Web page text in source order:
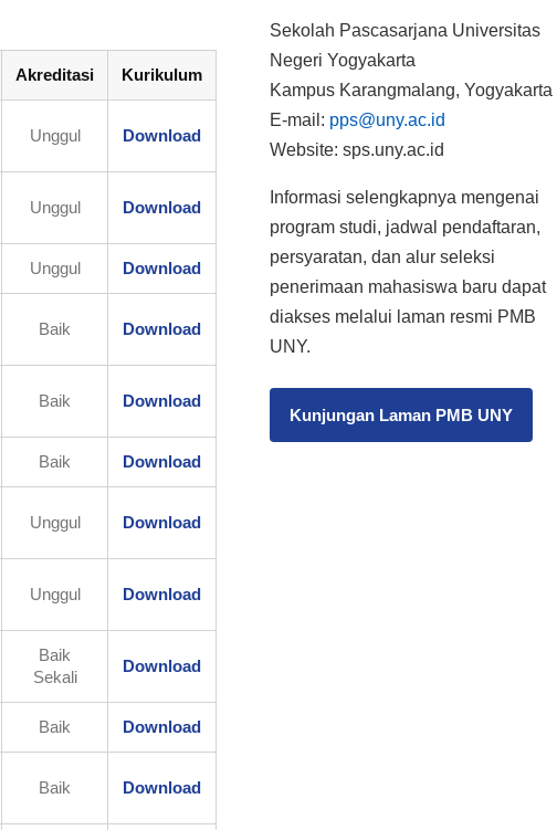
Akreditasi Kurikulum
Unggul Download
Unggul Download
Unggul Download
Baik Download
Baik Download
Baik Download
Unggul Download
Unggul Download
Baik
Sekali
Download
Baik Download
Baik Download
Sekolah Pascasarjana Universitas
Negeri Yogyakarta
Kampus Karangmalang, Yogyakarta
E-mail: pps@uny.ac.id
Website: sps.uny.ac.id
Informasi selengkapnya mengenai
program studi, jadwal pendaftaran,
persyaratan, dan alur seleksi
penerimaan mahasiswa baru dapat
diakses melalui laman resmi PMB
UNY.
Kunjungan Laman PMB UNY